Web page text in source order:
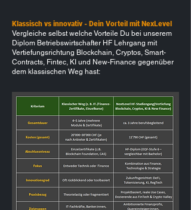
Klassisch vs innovativ - Dein Vorteil mit NexLevel
Vergleiche selbst welche Vorteile Du bei unserem
Diplom Betriebswirtschafter HF Lehrgang mit
Vertiefungsrichtung Blockchain, Cryptos, Smart-
Contracts, Fintec, KI und New-Finance gegenüber
dem klassischen Weg hast: